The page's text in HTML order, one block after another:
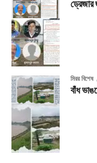
ড্রেজার
মিরর বিশেষ
বাঁধ